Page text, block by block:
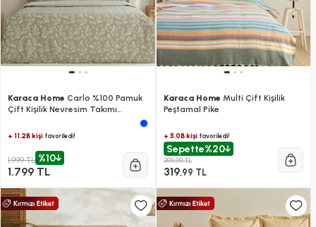
Karaca Home Carlo %100 Pamuk
Çift Kişilik Nevresim Takımı
+ 11.2B kişi favoriledi!
1.999 TL %10
1.799 TL
Karaca Home Multi Çift Kişilik
Peştamal Pike
+ 5.0B kişifavoriledi!
Sepette%20
399,99 TL
319,99 TL